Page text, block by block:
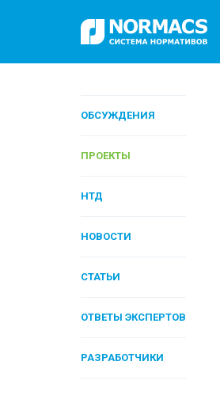
ОБСУЖДЕНИЯ
ПРОЕКТЫ
НТД
НОВОСТИ
СТАТЬИ
ОТВЕТЫ ЭКСПЕРТОВ
РАЗРАБОТЧИКИ